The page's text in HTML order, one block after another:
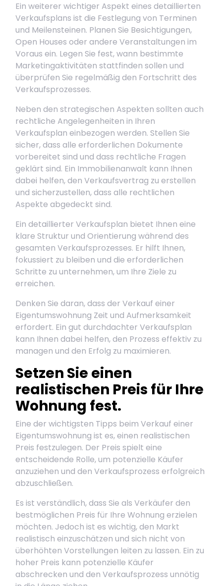
Ein weiterer wichtiger Aspekt eines detaillierten
Verkaufsplans ist die Festlegung von Terminen
und Meilensteinen. Planen Sie Besichtigungen,
Open Houses oder andere Veranstaltungen im
Voraus ein. Legen Sie fest, wann bestimmte
Marketingaktivitäten stattfinden sollen und
überprüfen Sie regelmäßig den Fortschritt des
Verkaufsprozesses.
Neben den strategischen Aspekten sollten auch
rechtliche Angelegenheiten in Ihren
Verkaufsplan einbezogen werden. Stellen Sie
sicher, dass alle erforderlichen Dokumente
vorbereitet sind und dass rechtliche Fragen
geklärt sind. Ein Immobilienanwalt kann Ihnen
dabei helfen, den Verkaufsvertrag zu erstellen
und sicherzustellen, dass alle rechtlichen
Aspekte abgedeckt sind.
Ein detaillierter Verkaufsplan bietet Ihnen eine
klare Struktur und Orientierung während des
gesamten Verkaufsprozesses. Er hilft Ihnen,
fokussiert zu bleiben und die erforderlichen
Schritte zu unternehmen, um Ihre Ziele zu
erreichen.
Denken Sie daran, dass der Verkauf einer
Eigentumswohnung Zeit und Aufmerksamkeit
erfordert. Ein gut durchdachter Verkaufsplan
kann Ihnen dabei helfen, den Prozess effektiv zu
managen und den Erfolg zu maximieren.
Setzen Sie einen
realistischen Preis für Ihre
Wohnung fest.
Eine der wichtigsten Tipps beim Verkauf einer
Eigentumswohnung ist es, einen realistischen
Preis festzulegen. Der Preis spielt eine
entscheidende Rolle, um potenzielle Käufer
anzuziehen und den Verkaufsprozess erfolgreich
abzuschließen.
Es ist verständlich, dass Sie als Verkäufer den
bestmöglichen Preis für Ihre Wohnung erzielen
möchten. Jedoch ist es wichtig, den Markt
realistisch einzuschätzen und sich nicht von
überhöhten Vorstellungen leiten zu lassen. Ein zu
hoher Preis kann potenzielle Käufer
abschrecken und den Verkaufsprozess unnötig